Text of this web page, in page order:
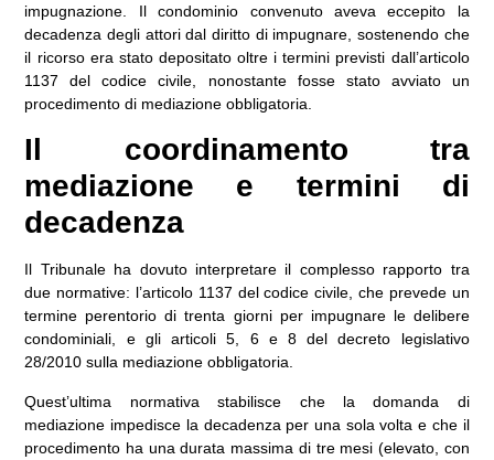
impugnazione . Il condominio convenuto aveva eccepito la
decadenza degli attori dal diritto di impugnare, sostenendo che
il ricorso era stato depositato oltre i termini previsti dall’articolo
1137 del codice civile, nonostante fosse stato avviato un
procedimento di mediazione obbligatoria.
Il coordinamento tra
mediazione e termini di
decadenza
Il Tribunale ha dovuto interpretare il complesso rapporto tra
due normative: l’articolo 1137 del codice civile, che prevede un
termine perentorio di trenta giorniper impugnare le delibere
condominiali, e gli articoli 5, 6 e 8 del decreto legislativo
28/2010 sulla mediazione obbligatoria.
Quest’ultima normativa stabilisce che la domanda di
mediazione impedisce la decadenza per una sola volta e che il
procedimento ha unadurata massima di tre mesi (elevato, con